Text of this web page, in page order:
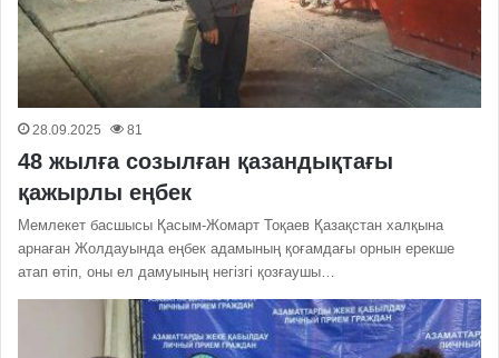
28.09.2025 81
48 жылға созылған қазандықтағы
қажырлы еңбек
Мемлекет басшысы Қасым-Жомарт Тоқаев Қазақстан халқына
арнаған Жолдауында еңбек адамының қоғамдағы орнын ерекше
атап өтіп, оны ел дамуының негізгі қозғаушы…